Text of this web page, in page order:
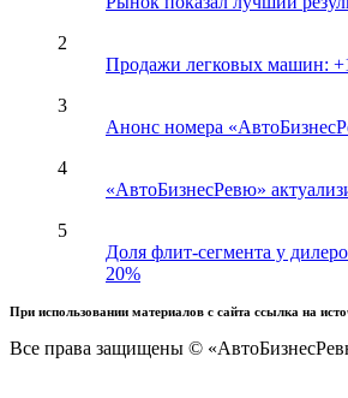
2
Продажи легковых машин:
3
Анонс номера
4
«АвтоБизнесРевю»
5
Доля флит-сегмента у
20%
При использовании материалов с сайта ссылка на
Все права защищены ©